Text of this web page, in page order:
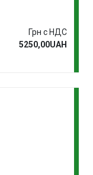
Грн с НДС
5250,00UAH